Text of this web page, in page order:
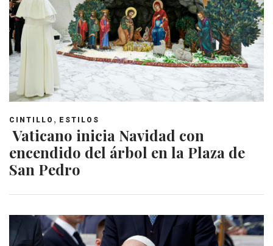
CINTILLO , ESTILOS
Vaticano inicia Navidad con
encendido del árbol en la Plaza de
San Pedro